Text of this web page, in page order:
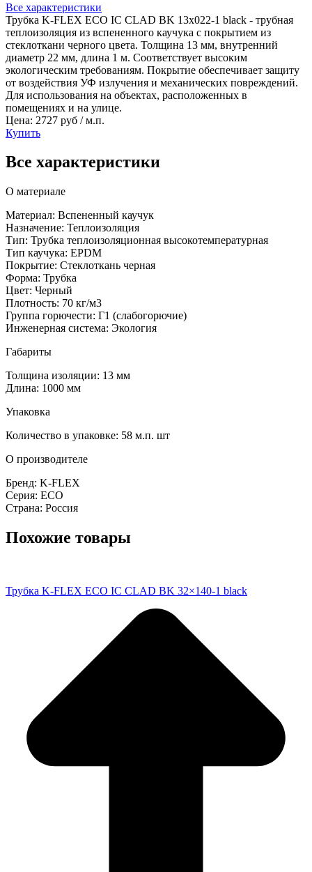
Все характеристики
Трубка K-FLEX ECO IC CLAD BK 13x022-1 black - трубная
теплоизоляция из вспененного каучука с покрытием из
стеклоткани черного цвета. Толщина 13 мм, внутренний
диаметр 22 мм, длина 1 м. Соответствует высоким
экологическим требованиям. Покрытие обеспечивает защиту
от воздействия УФ излучения и механических повреждений.
Для использования на объектах, расположенных в
помещениях и на улице.
Цена: 2727 руб / м.п.
Купить
Все характеристики
О материале
Материал: Вспененный каучук
Назначение: Теплоизоляция
Тип: Трубка теплоизоляционная высокотемпературная
Тип каучука: EPDM
Покрытие: Стеклоткань черная
Форма: Трубка
Цвет: Черный
Плотность: 70 кг/м3
Группа горючести: Г1 (слабогорючие)
Инженерная система: Экология
Габариты
Толщина изоляции: 13 мм
Длина: 1000 мм
Упаковка
Количество в упаковке: 58 м.п. шт
О производителе
Бренд: K-FLEX
Серия: ECO
Страна: Россия
Похожие товары
Трубка K-FLEX ECO IC CLAD BK 32×140-1 black